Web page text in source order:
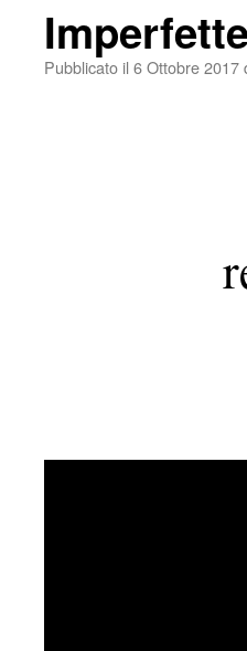
Pubblicato il 6 Ottobre 2017